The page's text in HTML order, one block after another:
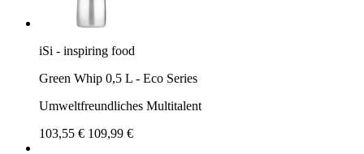
iSi - inspiring food
Green Whip 0,5 L - Eco Series
Umweltfreundliches Multitalent
103,55 € 109,99 €